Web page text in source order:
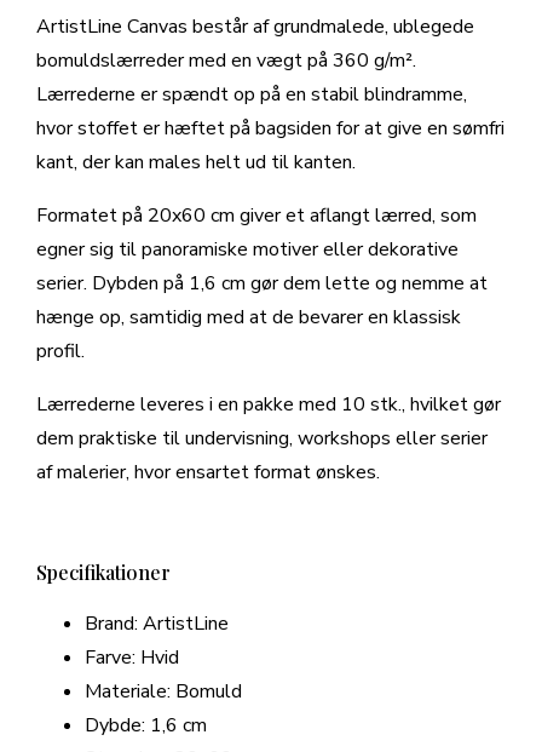
ArtistLine Canvas består af grundmalede, ublegede
bomuldslærreder med en vægt på 360 g/m².
Lærrederne er spændt op på en stabil blindramme,
hvor stoffet er hæftet på bagsiden for at give en sømfri
kant, der kan males helt ud til kanten.
Formatet på 20x60 cm giver et aflangt lærred, som
egner sig til panoramiske motiver eller dekorative
serier. Dybden på 1,6 cm gør dem lette og nemme at
hænge op, samtidig med at de bevarer en klassisk
profil.
Lærrederne leveres i en pakke med 10 stk., hvilket gør
dem praktiske til undervisning, workshops eller serier
af malerier, hvor ensartet format ønskes.
Specifikationer
Brand: ArtistLine
Farve: Hvid
Materiale: Bomuld
Dybde: 1,6 cm